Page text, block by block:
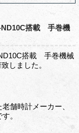
搭載 手巻機
搭載 手巻機械
しました。
舗時計メーカー、
。